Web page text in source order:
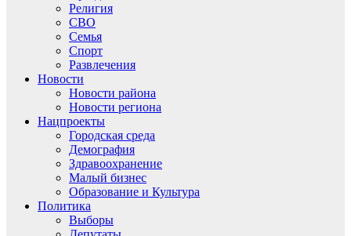
Религия
СВО
Семья
Спорт
Развлечения
Новости
Новости района
Новости региона
Нацпроекты
Городская среда
Демография
Здравоохранение
Малый бизнес
Образование и Культура
Политика
Выборы